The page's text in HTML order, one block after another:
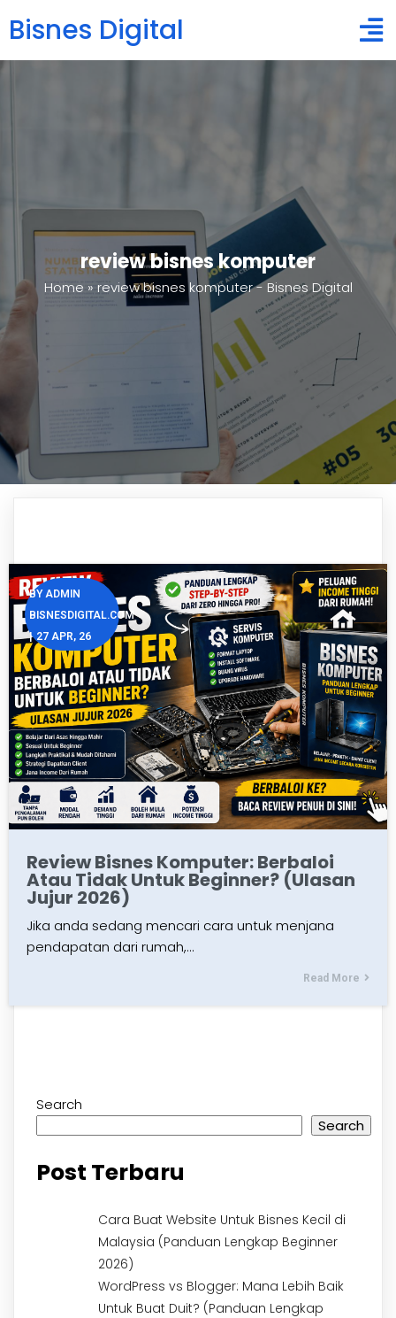
Bisnes Digital
review bisnes komputer
Home » review bisnes komputer - Bisnes Digital
Review Bisnes Komputer: Berbaloi
Atau Tidak Untuk Beginner? (Ulasan
Jujur 2026)
BYADMIN
BISNESDIGITAL.COM
| 27 APR, 26
Jika anda sedang mencari cara untuk menjana
pendapatan dari rumah,…
Read More
Search
Search
Post Terbaru
Cara Buat Website Untuk Bisnes Kecil di
Malaysia (Panduan Lengkap Beginner
2026)
WordPress vs Blogger: Mana Lebih Baik
Untuk Buat Duit? (Panduan Lengkap